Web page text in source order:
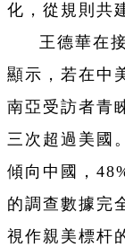
化，從規則共
王德華在
顯示，若在中
南亞受訪者青
三次超過美國
傾向中國，
的調查數據完
視作親美標杆